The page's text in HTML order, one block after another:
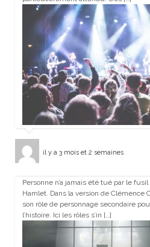
il y a 3 mois et 2 semaines
Personne n’a jamais été tué par le
Hamlet. Dans la version de Clémence
son rôle de personnage secondaire
l’histoire. Ici les rôles s’in […]